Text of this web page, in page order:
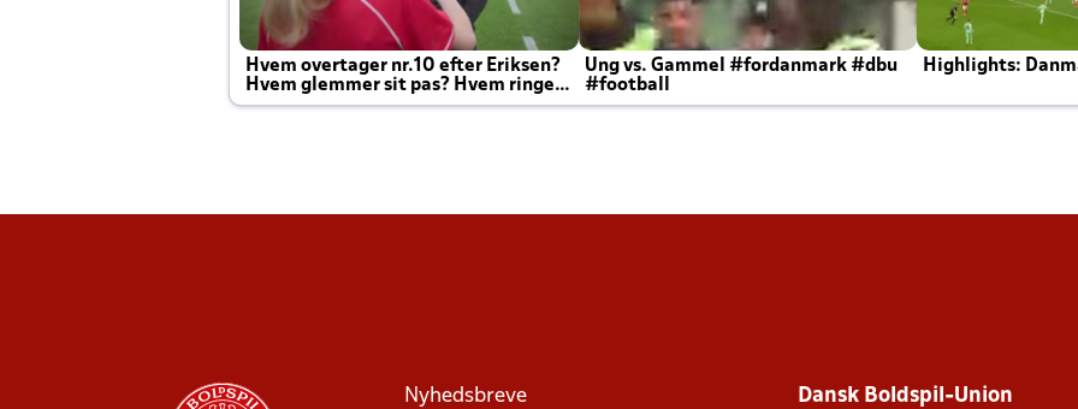
Hvem overtager nr.10 efter Eriksen?
Hvem glemmer sit pas? Hvem ringer
Joachim altid til efter kampe?
Ung vs. Gammel #fordanmark #dbu
#football
Highlights:
Nyhedsbreve
Dansk Boldspil-Union